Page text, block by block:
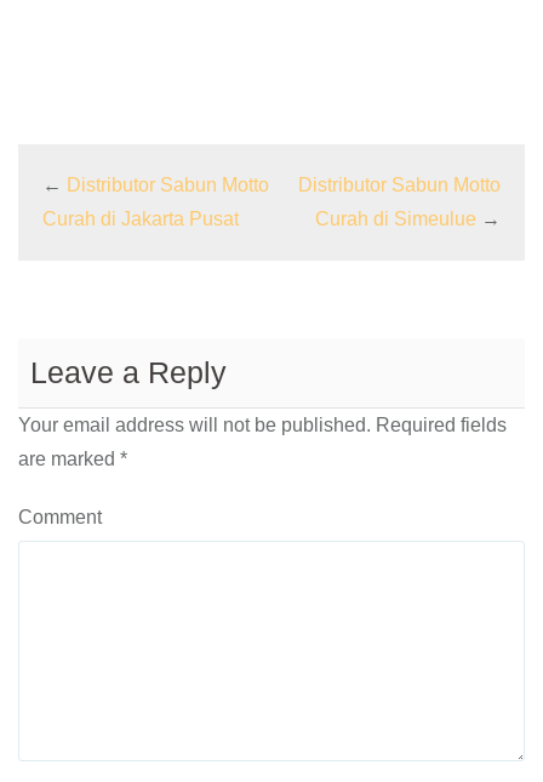
← Distributor Sabun Motto
Curah di Jakarta Pusat
Distributor Sabun Motto
Curah di Simeulue →
Leave a Reply
Your email address will not be published. Required fields
are marked *
Comment